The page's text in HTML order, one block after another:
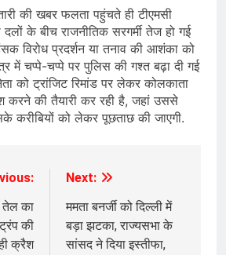
की खबर फलता पहुंचते ही टीएमसी
दलों के बीच राजनीतिक सरगर्मी तेज हो गई
विरोध प्रदर्शन या तनाव की आशंका को
में चप्पे-चप्पे पर पुलिस की गश्त बढ़ा दी गई
को ट्रांजिट रिमांड पर लेकर कोलकाता
की तैयारी कर रही है, जहां उससे
करीबियों को लेकर पूछताछ की जाएगी.
तेल का
की
क्रैश
Next:
ममता बनर्जी को दिल्ली में
बड़ा झटका, राज्यसभा के
सांसद ने दिया इस्तीफा,